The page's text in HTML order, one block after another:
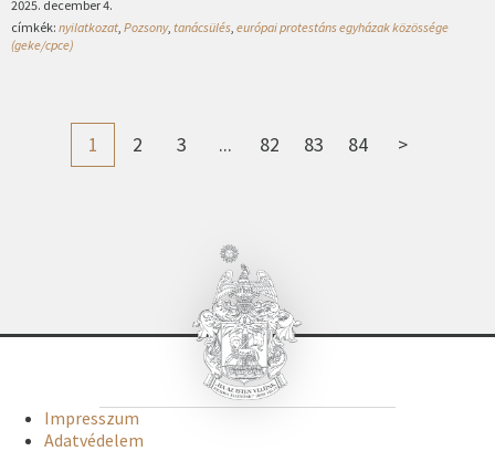
2025. december 4.
címkék: nyilatkozat Pozsony, tanácsülés európai protestáns egyházak közössége
(geke/cpce)
1 2 3 ... 82 83 84 >
Impresszum
Adatvédelem